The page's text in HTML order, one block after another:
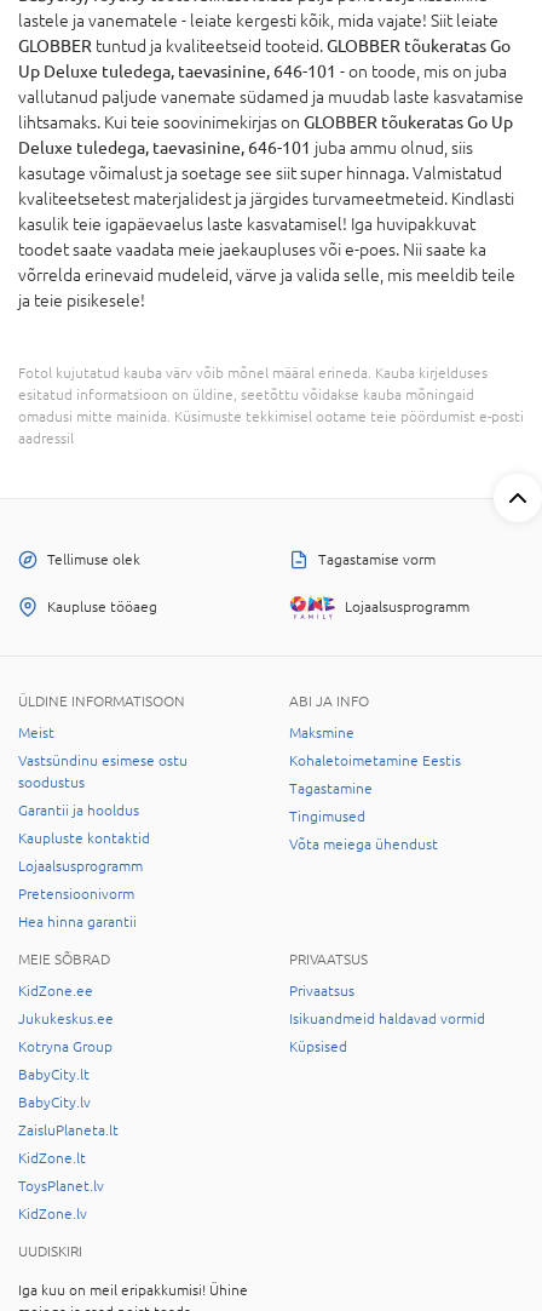
lastele ja vanematele - leiate kergesti kõik, mida vajate! Siit leiate
GLOBBER tuntud ja kvaliteetseid tooteid.GLOBBER tõukeratas Go
Up Deluxe tuledega, taevasinine, 646-101 - on toode, mis on juba
vallutanud paljude vanemate südamed ja muudab laste kasvatamise
lihtsamaks. Kui teie soovinimekirjas on GLOBBER tõukeratas Go Up
Deluxe tuledega, taevasinine, 646-101 juba ammu olnud, siis
kasutage võimalust ja soetage see siit super hinnaga. Valmistatud
kvaliteetsetest materjalidest ja järgides turvameetmeteid. Kindlasti
kasulik teie igapäevaelus laste kasvatamisel! Iga huvipakkuvat
toodet saate vaadata meie jaekaupluses või e-poes. Nii saate ka
võrrelda erinevaid mudeleid, värve ja valida selle, mis meeldib teile
ja teie pisikesele!
Fotol kujutatud kauba värv võib mõnel määral erineda. Kauba kirjelduses
esitatud informatsioon on üldine, seetõttu võidakse kauba mõningaid
omadusi mitte mainida. Küsimuste tekkimisel ootame teie pöördumist e-posti
aadressil
Tellimuse olek Tagastamise vorm
Kaupluse tööaeg Lojaalsusprogramm
ÜLDINE INFORMATISOON
Meist
Vastsündinu esimese ostu
soodustus
Garantii ja hooldus
Kaupluste kontaktid
Lojaalsusprogramm
Pretensioonivorm
Hea hinna garantii
ABI JA INFO
Maksmine
Kohaletoimetamine Eestis
Tagastamine
Tingimused
Võta meiega ühendust
MEIE SÕBRAD
KidZone.ee
Jukukeskus.ee
Kotryna Group
BabyCity.lt
BabyCity.lv
ZaisluPlaneta.lt
KidZone.lt
ToysPlanet.lv
KidZone.lv
PRIVAATSUS
Privaatsus
Isikuandmeid haldavad vormid
Küpsised
UUDISKIRI
Iga kuu on meil eripakkumisi! Ühine